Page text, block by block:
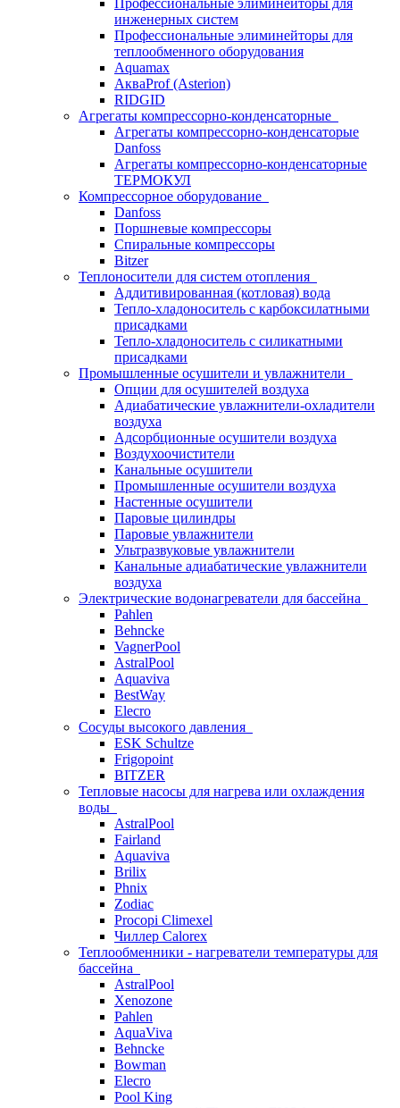
Профессиональные элиминейторы для
инженерных систем
Профессиональные элиминейторы для
теплообменного оборудования
Aquamax
АкваProf (Asterion)
RIDGID
Агрегаты компрессорно-конденсаторные
Агрегаты компрессорно-конденсаторые
Danfoss
Агрегаты компрессорно-конденсаторные
ТЕРМОКУЛ
Компрессорное оборудование
Danfoss
Поршневые компрессоры
Спиральные компрессоры
Bitzer
Теплоносители для систем отопления
Аддитивированная (котловая) вода
Тепло-хладоноситель с карбоксилатными
присадками
Тепло-хладоноситель с силикатными
присадками
Промышленные осушители и увлажнители
Опции для осушителей воздуха
Адиабатические увлажнители-охладители
воздуха
Адсорбционные осушители воздуха
Воздухоочистители
Канальные осушители
Промышленные осушители воздуха
Настенные осушители
Паровые цилиндры
Паровые увлажнители
Ультразвуковые увлажнители
Канальные адиабатические увлажнители
воздуха
Электрические водонагреватели для бассейна
Pahlen
Behncke
VagnerPool
AstralPool
Aquaviva
BestWay
Elecro
Сосуды высокого давления
ESK Schultze
Frigopoint
BITZER
Тепловые насосы для нагрева или охлаждения
воды
AstralPool
Fairland
Aquaviva
Brilix
Phnix
Zodiac
Procopi Climexel
Чиллер Calorex
Теплообменники - нагреватели температуры для
бассейна
AstralPool
Xenozone
Pahlen
AquaViva
Behncke
Bowman
Elecro
Pool King